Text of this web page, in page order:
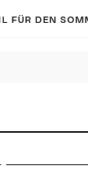
für den